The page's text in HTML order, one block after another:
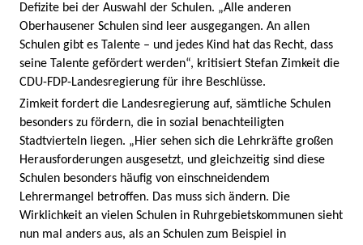
Defizite bei der Auswahl der Schulen. „Alle anderen
Oberhausener Schulen sind leer ausgegangen. An allen
Schulen gibt es Talente – und jedes Kind hat das Recht, dass
seine Talente gefördert werden“, kritisiert Stefan Zimkeit die
CDU-FDP-Landesregierung für ihre Beschlüsse.
Zimkeit fordert die Landesregierung auf, sämtliche Schulen
besonders zu fördern, die in sozial benachteiligten
Stadtvierteln liegen. „Hier sehen sich die Lehrkräfte großen
Herausforderungen ausgesetzt, und gleichzeitig sind diese
Schulen besonders häufig von einschneidendem
Lehrermangel betroffen. Das muss sich ändern. Die
Wirklichkeit an vielen Schulen in Ruhrgebietskommunen sieht
nun mal anders aus, als an Schulen zum Beispiel in